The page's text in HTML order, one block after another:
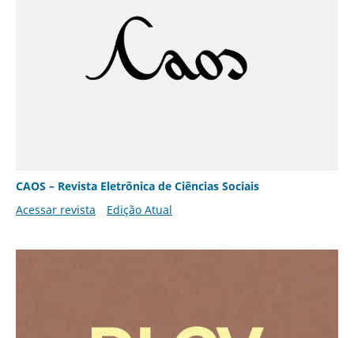
CAOS – Revista Eletrônica de Ciências Sociais
Acessar revista
Edição Atual